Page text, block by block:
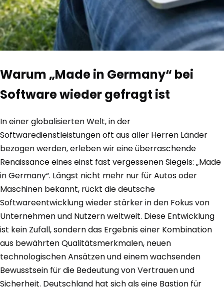
Warum „Made in Germany“ bei
Software wieder gefragt ist
In einer globalisierten Welt, in der
Softwaredienstleistungen oft aus aller Herren Länder
bezogen werden, erleben wir eine überraschende
Renaissance eines einst fast vergessenen Siegels: „Made
in Germany“. Längst nicht mehr nur für Autos oder
Maschinen bekannt, rückt die deutsche
Softwareentwicklung wieder stärker in den Fokus von
Unternehmen und Nutzern weltweit. Diese Entwicklung
ist kein Zufall, sondern das Ergebnis einer Kombination
aus bewährten Qualitätsmerkmalen, neuen
technologischen Ansätzen und einem wachsenden
Bewusstsein für die Bedeutung von Vertrauen und
Sicherheit. Deutschland hat sich als eine Bastion für